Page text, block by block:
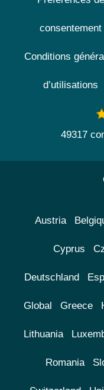
consentement
Conditions
d’utilisations
49317
Austria
Cyprus
Deutschland
Global Greece
Lithuania
Romania